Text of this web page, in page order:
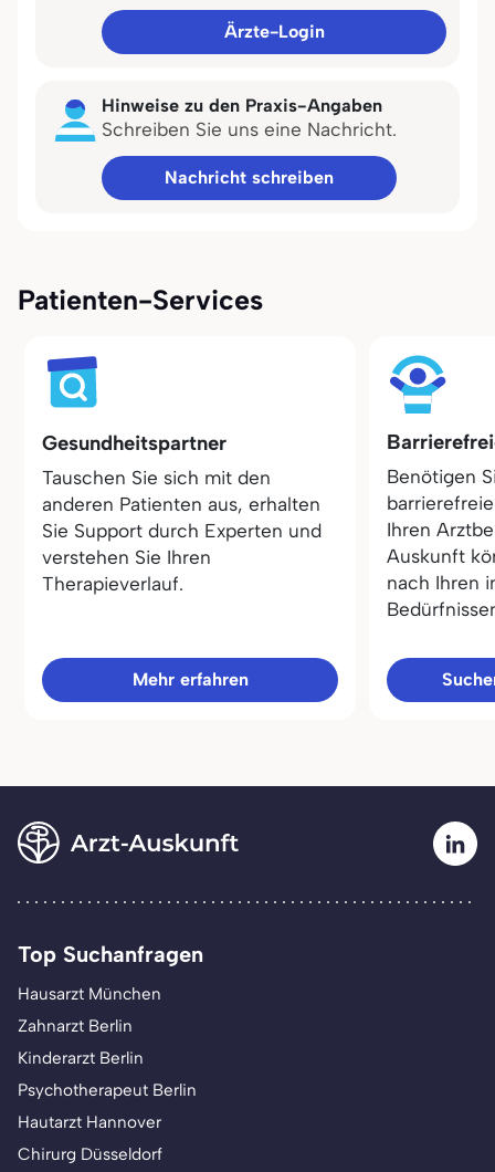
Ärzte-Login
Hinweise zu den Praxis-Angaben
Schreiben Sie uns eine Nachricht.
Nachricht schreiben
Patienten-Services
Gesundheitspartner
Tauschen Sie sich mit den
anderen Patienten aus, erhalten
Sie Support durch Experten und
verstehen Sie Ihren
Therapieverlauf.
Mehr erfahren
Benötigen
Ihren
Auskunft
nach Ihren
Top Suchanfragen
Hausarzt München
Zahnarzt Berlin
Kinderarzt Berlin
Psychotherapeut Berlin
Hautarzt Hannover
Chirurg Düsseldorf